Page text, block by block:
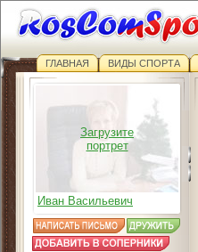
ГЛАВНАЯ ВИДЫ СПОРТА
Загрузите
портрет
Иван Васильевич